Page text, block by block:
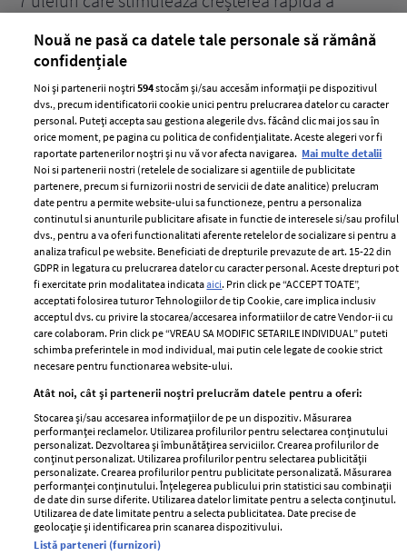
ELLE Style Awards
2024
Despre ELLE
Romania
Contact
Abonamente
Termeni si conditii
Politica de
confidențialitate
Politica de cookies
Publicitate
GSP
Unica
Baby
Retete
femei
Viva
Avantaje
Retete practice
Pariază responsabil! Decizia ONJN nr. 821/25.09.2025.
Jocurile de noroc sunt interzise minorilor.
Nouă ne pasă ca datele tale personale să rămână
confidențiale
Noi și partenerii noștri594stocăm și/sau accesăm informații pe dispozitivul
dvs., precum identificatorii cookie unici pentru prelucrarea datelor cu caracter
personal. Puteți accepta sau gestiona alegerile dvs. făcând clic mai jos sau în
orice moment, pe pagina cu politica de confidențialitate. Aceste alegeri vor fi
raportate partenerilor noștri și nu vă vor afecta navigarea. Mai multe detalii
Noi si partenerii nostri (retelele de socializare si agentiile de publicitate
partenere, precum si furnizorii nostri de servicii de date analitice) prelucram
date pentru a permite website-ului sa functioneze, pentru a personaliza
continutul si anunturile publicitare afisate in functie de interesele si/sau profilul
dvs., pentru a va oferi functionalitati aferente retelelor de socializare si pentru a
analiza traficul pe website. Beneficiati de drepturile prevazute de art. 15-22 din
GDPR in legatura cu prelucrarea datelor cu caracter personal. Aceste drepturi pot
fi exercitate prin modalitatea indicataaici. Prin click pe “ACCEPT TOATE”,
acceptati folosirea tuturor Tehnologiilor de tip Cookie, care implica inclusiv
acceptul dvs. cu privire la stocarea/accesarea informatiilor de catre Vendor-ii cu
care colaboram. Prin click pe “VREAU SA MODIFIC SETARILE INDIVIDUAL” puteti
schimba preferintele in mod individual, mai putin cele legate de cookie strict
necesare pentru functionarea website-ului.
Atât noi, cât și partenerii noștri prelucrăm datele pentru a oferi:
Stocarea și/sau accesarea informațiilor de pe un dispozitiv. Măsurarea
performanței reclamelor. Utilizarea profilurilor pentru selectarea conținutului
personalizat. Dezvoltarea și îmbunătățirea serviciilor. Crearea profilurilor de
conținut personalizat. Utilizarea profilurilor pentru selectarea publicității
personalizate. Crearea profilurilor pentru publicitate personalizată. Măsurarea
performanței conținutului. Înțelegerea publicului prin statistici sau combinații
de date din surse diferite. Utilizarea datelor limitate pentru a selecta conținutul.
Utilizarea de date limitate pentru a selecta publicitatea. Date precise de
geolocație și identificarea prin scanarea dispozitivului.
Listă parteneri (furnizori)